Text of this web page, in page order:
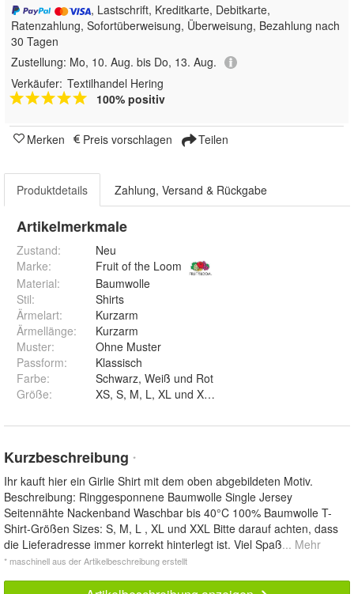
, Lastschrift, Kreditkarte, Debitkarte,
Ratenzahlung, Sofortüberweisung, Überweisung, Bezahlung nach
30 Tagen
Zustellung: Mo, 10. Aug. bis Do, 13. Aug.
Verkäufer: Textilhandel Hering
100% positiv
Merken Preis vorschlagen Teilen
Produktdetails Zahlung, Versand & Rückgabe
Artikelmerkmale
Zustand:
Neu
Marke:
Fruit of the Loom
Material:
Baumwolle
Stil:
Shirts
Ärmelart:
Kurzarm
Ärmellänge:
Kurzarm
Muster:
Ohne Muster
Passform:
Klassisch
Farbe:
Schwarz, Weiß und Rot
Größe: XS, S, M, L, XL und XXL
Kurzbeschreibung *
Ihr kauft hier ein Girlie Shirt mit dem oben abgebildeten Motiv.
Beschreibung: Ringgesponnene Baumwolle Single Jersey
Seitennähte Nackenband Waschbar bis 40°C 100% Baumwolle T-
Shirt-Größen Sizes: S, M, L , XL und XXL Bitte darauf achten, dass
die Lieferadresse immer korrekt hinterlegt ist. Viel Spaß... Mehr
* maschinell aus der Artikelbeschreibung erstellt